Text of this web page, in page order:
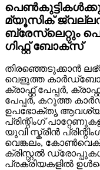
മ്യൂസിക്
ബ്രേസ്ലെറ്റും
ഗിഫ്റ്റ് ബോക്സ്
തിരഞ്ഞെടുക്കാൻ
വെളുത്ത
ക്രാഫ്റ്റ് പേപ്പർ,
പേപ്പർ, കറുത്ത
ഉപഭോക്തൃ
പ്രിന്റിംഗ്
യുവി സ്ക്രീൻ
വെങ്കലം,
ക്രിസ്റ്റൽ
പ്രക്രിയകളിൽ